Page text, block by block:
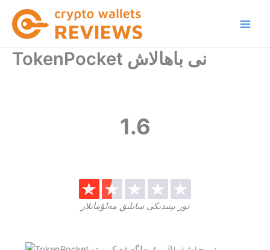
content
TokenPocket نى باھالاش
1.6
تور بېتىدىكى سانلىق مەلۇماتلار